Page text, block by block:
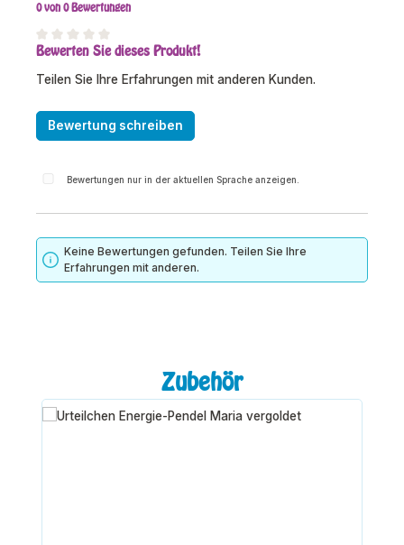
0 von 0 Bewertungen
Durchschnittliche Bewertung von 0 von 5 Sternen
Bewerten Sie dieses Produkt!
Teilen Sie Ihre Erfahrungen mit anderen Kunden.
Bewertung schreiben
Bewertungen nur in der aktuellen Sprache anzeigen.
Keine Bewertungen gefunden. Teilen Sie Ihre
Erfahrungen mit anderen.
Produktgalerie überspringenZubehör